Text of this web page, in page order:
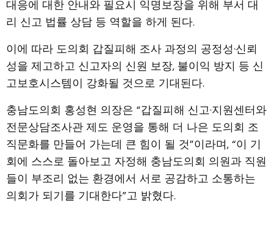
대응에 대한 안내와 필요시 익명보장을 위해 부서 대
리 신고 법률 상담 등 역할을 하게 된다.
이에 따라 도의회 갑질피해 조사 과정의 공정성·신뢰
성을 제고하고 신고자의 신원 보장, 불이익 방지 등 신
고보호시스템이 강화될 것으로 기대된다.
충남도의회 홍성현 의장은 “갑질피해 신고·지원센터와
전문상담조사관 제도 운영을 통해 더 나은 도의회 조
직문화를 만들어 가는데 큰 힘이 될 것”이라며, “이 기
회에 스스로 돌아보고 자정해 충남도의회 의원과 직원
들이 부조리 없는 환경에서 서로 공감하고 소통하는
의회가 되기를 기대한다”고 밝혔다.